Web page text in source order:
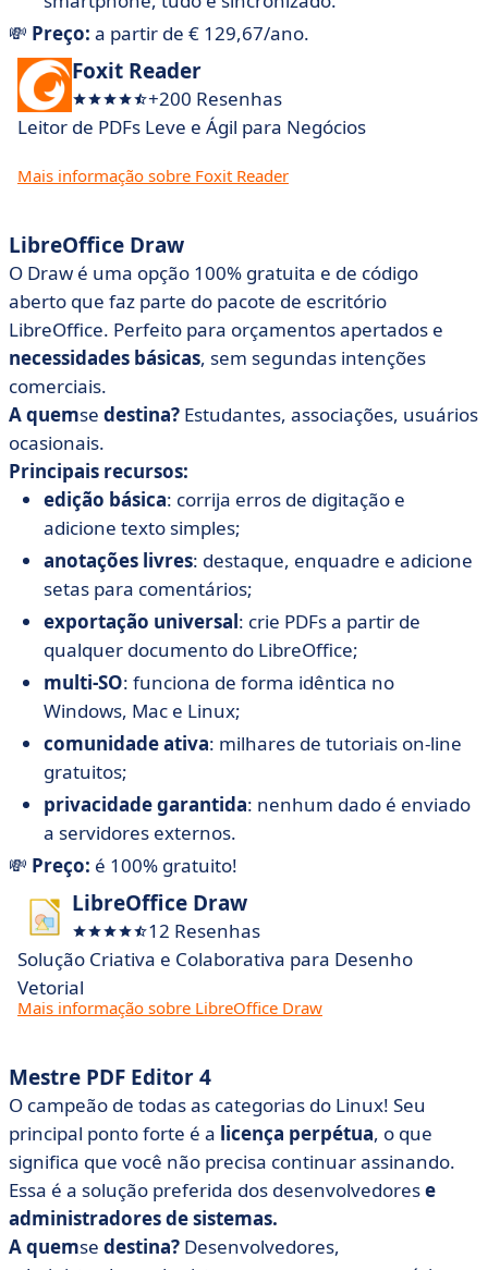
💸 Preço: a partir de € 129,67/ano.
Foxit Reader
+200 Resenhas
Leitor de PDFs Leve e Ágil para Negócios
Mais informação sobre Foxit Reader
LibreOffice Draw
O Draw é uma opção 100% gratuita e de código
aberto que faz parte do pacote de escritório
LibreOffice. Perfeito para orçamentos apertados e
necessidades básicas, sem segundas intenções
comerciais.
A quemse destina? Estudantes, associações, usuários
ocasionais.
Principais recursos:
edição básica: corrija erros de digitação e
adicione texto simples;
anotações livres: destaque, enquadre e adicione
setas para comentários;
exportação universal: crie PDFs a partir de
qualquer documento do LibreOffice;
multi-SO: funciona de forma idêntica no
Windows, Mac e Linux;
comunidade ativa: milhares de tutoriais on-line
gratuitos;
privacidade garantida: nenhum dado é enviado
a servidores externos.
💸 Preço: é 100% gratuito!
LibreOffice Draw
12 Resenhas
Solução Criativa e Colaborativa para Desenho
Vetorial
Mais informação sobre LibreOffice Draw
Mestre PDF Editor 4
O campeão de todas as categorias do Linux! Seu
principal ponto forte é a licença perpétua, o que
significa que você não precisa continuar assinando.
Essa é a solução preferida dos desenvolvedorese
administradores de sistemas.
A quemse destina? Desenvolvedores,